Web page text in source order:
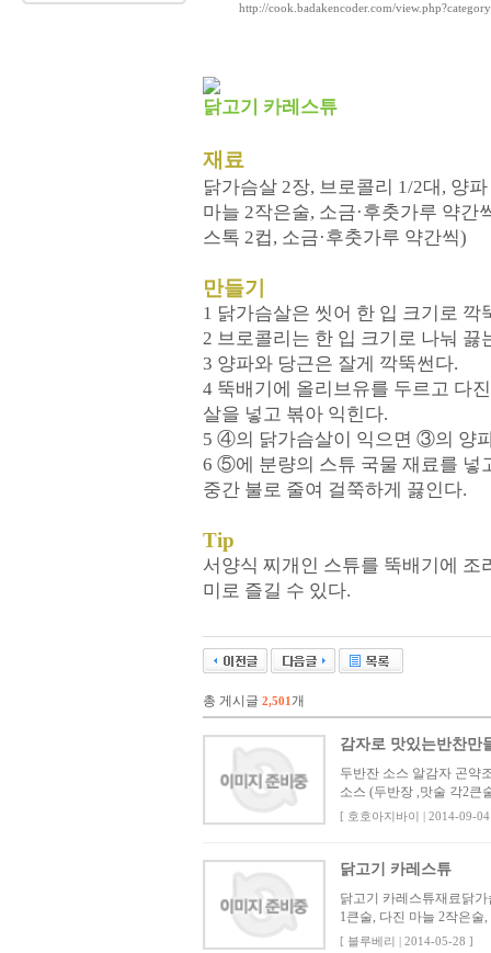
http://cook.badakencoder.com/
닭고기 카레스튜
재료
닭가슴살 2장, 브로콜리 1/2대, 양
마늘 2작은술, 소금·후춧가루 약간
스톡 2컵, 소금·후춧가루 약간씩)
만들기
1 닭가슴살은 씻어 한 입 크기로 깍
2 브로콜리는 한 입 크기로 나눠 끓
3 양파와 당근은 잘게 깍뚝썬다.
4 뚝배기에 올리브유를 두르고 다
살을 넣고 볶아 익힌다.
5 ④의 닭가슴살이 익으면 ③의 양
6 ⑤에 분량의 스튜 국물 재료를
중간 불로 줄여 걸쭉하게 끓인다.
Tip
서양식 찌개인 스튜를 뚝배기에
미로 즐길 수 있다.
총 게시글 2,501개
감자로 맛있는반찬만
두반잔 소스 알감자 곤약
소스 (두반장 ,맛술 각2큰
[ 호호아지바이 | 2014-09-
닭고기 카레스튜
닭고기 카레스튜재료닭
1큰술, 다진 마늘 2작은술
[ 블루베리 | 2014-05-28 ]